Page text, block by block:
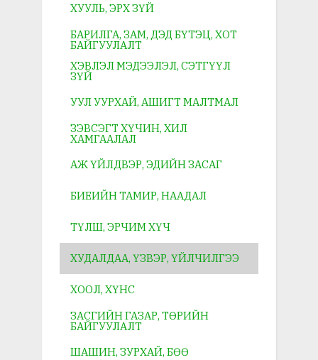
ХУУЛЬ, ЭРХ ЗҮЙ
БАРИЛГА, ЗАМ, ДЭД БҮТЭЦ, ХОТ
БАЙГУУЛАЛТ
ХЭВЛЭЛ МЭДЭЭЛЭЛ, СЭТГҮҮЛ
ЗҮЙ
УУЛ УУРХАЙ, АШИГТ МАЛТМАЛ
ЗЭВСЭГТ ХҮЧИН, ХИЛ
ХАМГААЛАЛ
АЖ ҮЙЛДВЭР, ЭДИЙН ЗАСАГ
БИЕИЙН ТАМИР, НААДАЛ
ТҮЛШ, ЭРЧИМ ХҮЧ
ХУДАЛДАА, ҮЗВЭР, ҮЙЛЧИЛГЭЭ
ХООЛ, ХҮНС
ЗАСГИЙН ГАЗАР, ТӨРИЙН
БАЙГУУЛАЛТ
ШАШИН, ЗУРХАЙ, БӨӨ